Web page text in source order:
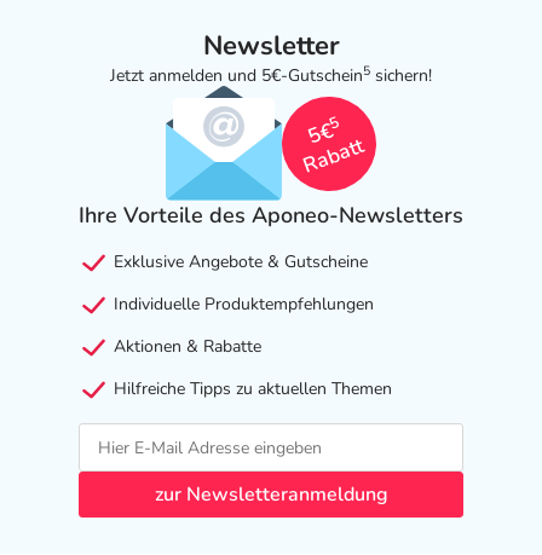
Newsletter
Jetzt anmelden und 5€-Gutschein5 sichern!
5€
5
Rabatt
Ihre Vorteile des Aponeo-Newsletters
Exklusive Angebote & Gutscheine
Individuelle Produktempfehlungen
Aktionen & Rabatte
Hilfreiche Tipps zu aktuellen Themen
zur Newsletteranmeldung